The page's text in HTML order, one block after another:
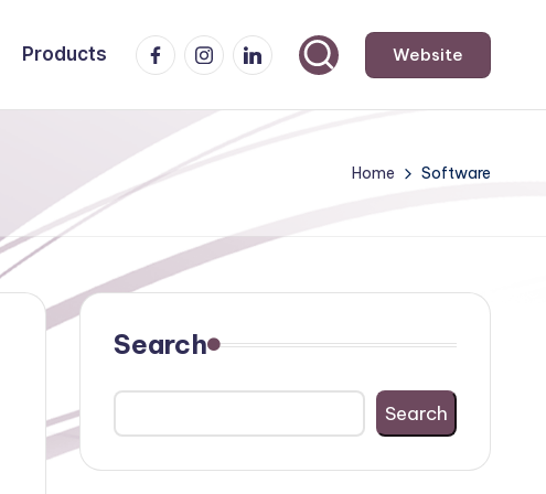
Products FacebookInstagramLinkedIn Website
Home Software
Search
Search